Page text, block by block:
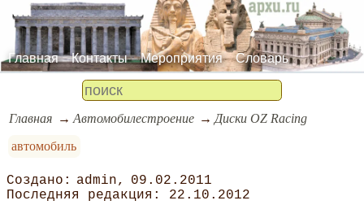
Главная Контакты Мероприятия Словарь
Главная Автомобилестроение
Диски OZ Racing
автомобиль
admin
09.02.2011
22.10.2012